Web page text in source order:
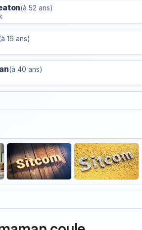
(à 52 ans)
19 ans)
(à 40 ans)